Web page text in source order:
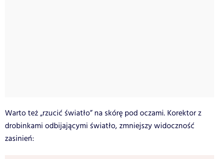
Warto też „rzucić światło” na skórę pod oczami. Korektor z
drobinkami odbijającymi światło, zmniejszy widoczność
zasinień: